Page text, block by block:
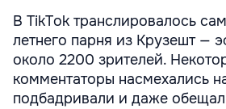
В TikTok транслировалось
летнего парня из Крузешт —
около 2200 зрителей.
комментаторы насмехались
подбадривали и даже